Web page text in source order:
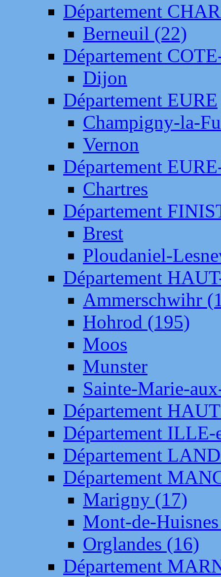
Département
Berneuil (22)
Département
Dijon
Département EURE
Champigny-la-
Vernon
Département
Chartres
Département
Brest
Ploudaniel-
Département
Ammerschwihr
Hohrod (195)
Moos
Munster
Sainte-Marie-
Département
Département
Département
Département
Marigny (17)
Mont-de-
Orglandes (16)
Département